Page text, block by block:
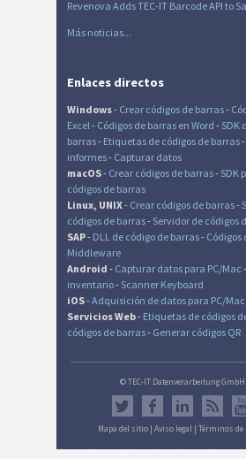
Revenova Adds TEC-IT Barcode API to
Más noticias...
Enlaces directos
Windows- Crear códigos de barras-
Excel - Códigos de barras en Word - SDK
barras- Etiquetas de códigos de barras-
informes- Capturar datos
macOS- Crear códigos de barras- SDK
códigos de barras
Linux, UNIX- Crear códigos de barras-
códigos de barras- Servidor de códigos
SAP- DLL de código de barras- Códigos
Middleware
Android - Capturar datos para PC/Mac -
inventario- Scanner Keyboard
iOS-Adquisición de datos para PC/Mac
Servicios Web- Etiquetas de códigos
códigos de barras- Generar códigos QR
© TEC-IT Datenverarbeitung
Mapa del sitio | Aviso legal | Términos de